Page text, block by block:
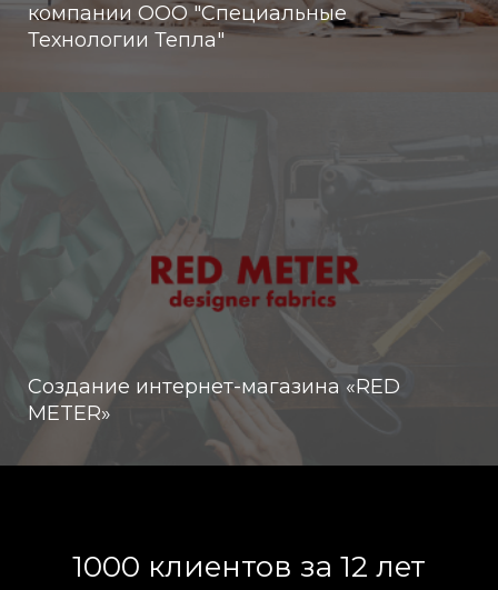
компании ООО "Cпециальные
Технологии Тепла"
Создание интернет-магазина «RED
METER»
1000 клиентов за 12 лет